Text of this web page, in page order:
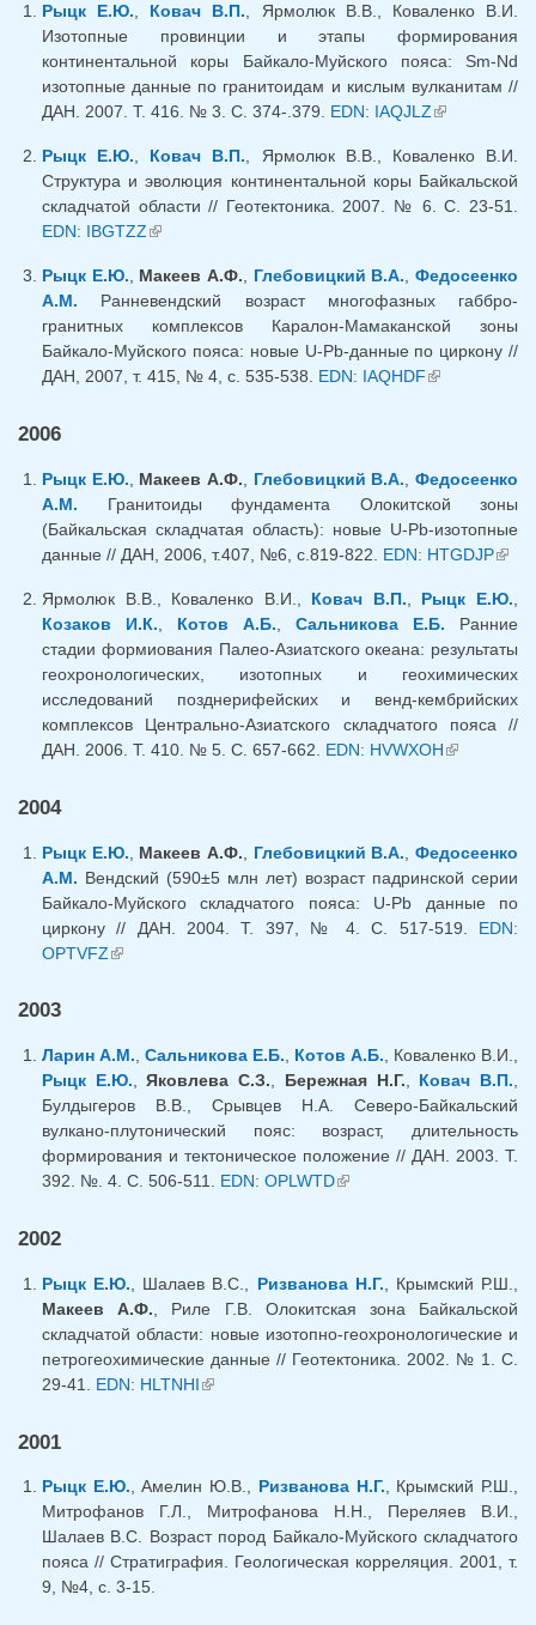
Рыцк Е.Ю., Ковач В.П., Ярмолюк В.В., Коваленко В.И.
Изотопные провинции и этапы формирования
континентальной коры Байкало-Муйского пояса: Sm-Nd
изотопные данные по гранитоидам и кислым вулканитам //
ДАН. 2007. Т. 416. № 3. С. 374-.379. EDN: IAQJLZ(link is
Рыцк Е.Ю., Ковач В.П., Ярмолюк В.В., Коваленко В.И.
Структура и эволюция континентальной коры Байкальской
складчатой области // Геотектоника. 2007. № 6. С. 23-51.
EDN: IBGTZZ(link is external)
Рыцк Е.Ю., Макеев А.Ф., Глебовицкий В.А.,Федосеенко
А.М. Ранневендский возраст многофазных габбро-
гранитных комплексов Каралон-Мамаканской зоны
Байкало-Муйского пояса: новые U-Pb-данные по циркону //
ДАН, 2007, т. 415, № 4, с. 535-538. EDN: IAQHDF(link is
2006
Рыцк Е.Ю. Макеев А.Ф. Глебовицкий В.А. ,Федосеенко
А.М. Гранитоиды фундамента Олокитской зоны
(Байкальская складчатая область): новые U-Pb-изотопные
данные // ДАН, 2006, т.407, №6, с.819-822. EDN: HTGDJP
Ярмолюк В.В., Коваленко В.И., Ковач В.П. Рыцк Е.Ю.
Козаков И.К.
Котов А.Б. Сальникова Е.Б. Ранние
стадии формиования Палео-Азиатского океана: результаты
геохронологических, изотопных и геохимических
исследований позднерифейских и венд-кембрийских
комплексов Центрально-Азиатского складчатого пояса //
ДАН. 2006. Т. 410. № 5. С. 657-662. EDN: HVWXOH(link is
2004
Рыцк Е.Ю. Макеев А.Ф. Глебовицкий В.А. ,Федосеенко
А.М. Вендский (590±5 млн лет) возраст падринской серии
Байкало-Муйского складчатого пояса: U-Pb данные по
циркону // ДАН. 2004. Т. 397, № 4. С. 517-519. EDN:
OPTVFZ(link is external)
2003
Ларин А.М., Сальникова Е.Б., Котов А.Б., Коваленко В.И.,
Рыцк Е.Ю.,Яковлева С.З., Бережная Н.Г., Ковач В.П.,
Булдыгеров В.В., Срывцев Н.А. Северо-Байкальский
вулкано-плутонический пояс: возраст, длительность
формирования и тектоническое положение // ДАН. 2003. Т.
392. №. 4. С. 506-511. EDN: OPLWTD(link is external)
2002
Рыцк Е.Ю. , Шалаев В.С., Ризванова Н.Г. , Крымский Р.Ш.,
Макеев А.Ф. , Риле Г.В. Олокитская зона Байкальской
складчатой области: новые изотопно-геохронологические и
петрогеохимические данные // Геотектоника. 2002. № 1. С.
29-41. EDN: HLTNHI(link is external)
2001
Рыцк Е.Ю., Амелин Ю.В., Ризванова Н.Г., Крымский Р.Ш.,
Митрофанов Г.Л., Митрофанова Н.Н., Переляев В.И.,
Шалаев В.С. Возраст пород Байкало-Муйского складчатого
пояса // Стратиграфия. Геологическая корреляция. 2001, т.
9, №4, с. 3-15.